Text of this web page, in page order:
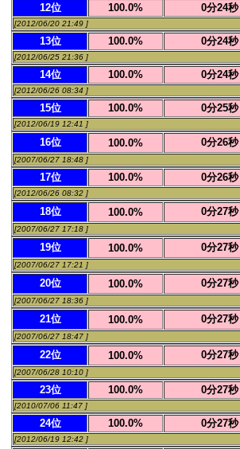
12位 100.0% 0分24秒
[2012/06/20 21:49 ]
13位 100.0% 0分24秒
[2012/06/25 21:36 ]
14位 100.0% 0分24秒
[2012/06/26 08:34 ]
15位 100.0% 0分25秒
[2012/06/19 12:41 ]
16位 100.0% 0分26秒
[2007/06/27 18:48 ]
17位 100.0% 0分26秒
[2012/06/26 08:32 ]
18位 100.0% 0分27秒
[2007/06/27 17:18 ]
19位 100.0% 0分27秒
[2007/06/27 17:21 ]
20位 100.0% 0分27秒
[2007/06/27 18:36 ]
21位 100.0% 0分27秒
[2007/06/27 18:47 ]
22位 100.0% 0分27秒
[2007/06/28 10:10 ]
23位 100.0% 0分27秒
[2010/07/06 11:47 ]
24位 100.0% 0分27秒
[2012/06/19 12:42 ]